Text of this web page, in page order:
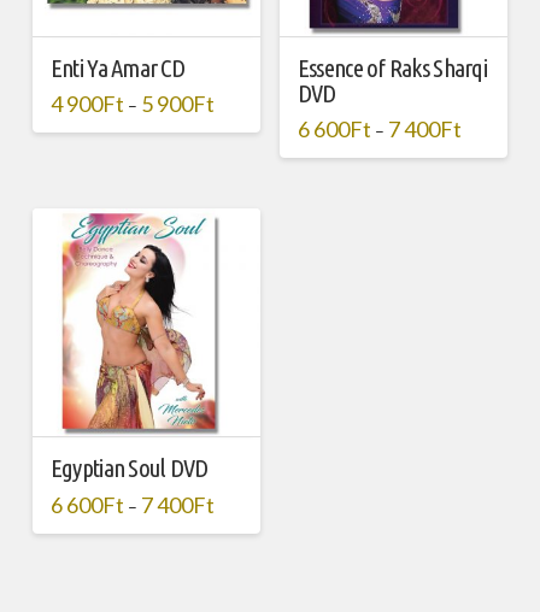
Enti Ya Amar CD
4 900Ft – 5 900Ft
Essence of Raks Sharqi
DVD
6 600Ft – 7 400Ft
Egyptian Soul DVD
6 600Ft – 7 400Ft